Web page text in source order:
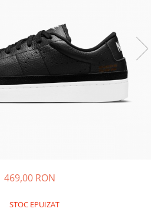
469,00 RON
STOC EPUIZAT